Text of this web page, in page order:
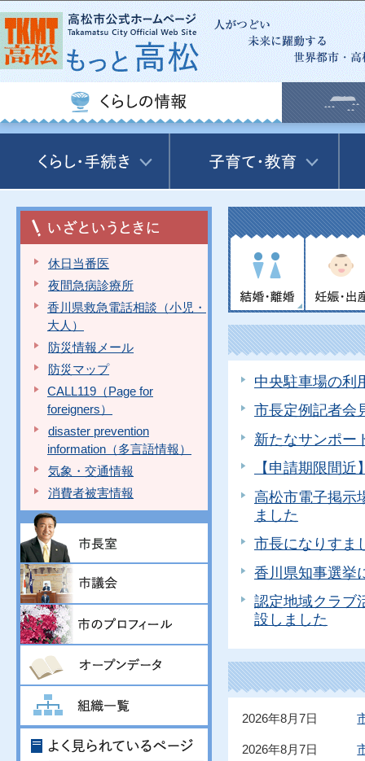
この
休日当番医
夜間急病診療所
香川県救急電話相談（小児・
大人）
防災情報メール
防災マップ
CALL119（Page for
foreigners）
disaster prevention
information（多言語情報）
気象・交通情報
消費者被害情報
中央駐車場の利
市長定例記者会
新たなサンポー
【申請期限間
高松市電子掲示
ました
市長になりすま
香川県知事選挙
認定地域クラブ
設しました
2026年8月7日
2026年8月7日